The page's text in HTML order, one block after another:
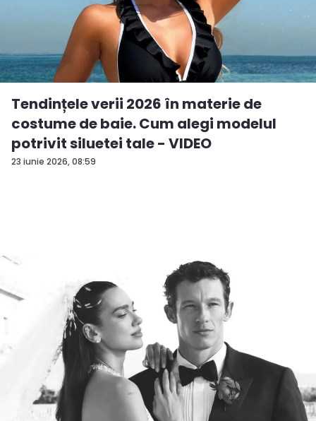
23 iunie 2026, 08:59
Tendințele verii 2026 în materie de
costume de baie. Cum alegi modelul
potrivit siluetei tale - VIDEO